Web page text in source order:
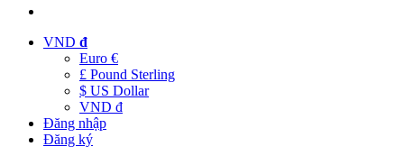
VND đ
Euro €
£ Pound Sterling
$ US Dollar
VND đ
Đăng nhập
Đăng ký